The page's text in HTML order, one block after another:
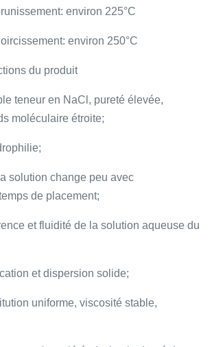
environ 225°C
environ 250°C
du produit
teneur en NaCl, pureté élevée,
moléculaire étroite;
solution change peu avec
de placement;
et fluidité de la solution aqueuse du
et dispersion solide;
uniforme, viscosité stable,